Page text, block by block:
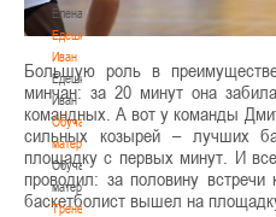
Елена
Едешко
Иван
Едешко
Иван
Обучающие
материалы
Обучающие
материалы
Тренерам
Большую роль в
минчан: за 20 минут она
командных. А вот у команды
сильных козырей – лучших
площадку с первых минут. И
проводил: за половину
баскетболист вышел на